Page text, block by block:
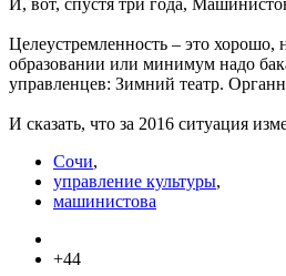
Целеустремленность – это хорошо,
образовании или минимум надо
управленцев: Зимний театр.
И сказать, что за 2016 ситуация
Сочи,
управление культуры,
машинистова
+44